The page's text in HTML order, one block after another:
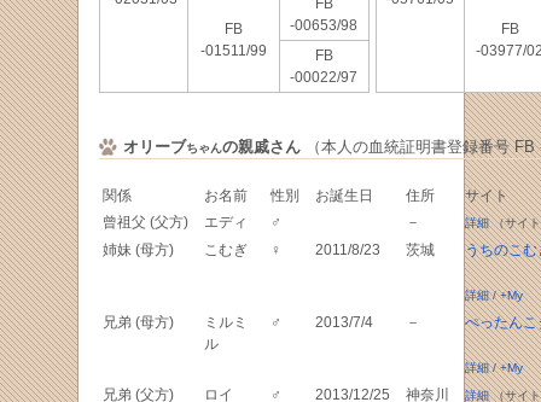
FB
-01511/99
FB
-00653/98
FB
-00022/97
FB
-03977/
オリーブちゃんの親戚さん（本人の血統証明書登録番号 FB
関係 お名前 性別 お誕生日 住所
サイト
曾祖父 (父方)
エディ ♂ － 詳細（サイト
姉妹 (母方) こむぎ ♀ 2011/8/23 茨城 うちのこむ
詳細/+My
兄弟 (母方)
ミルミ
ル
♂ 2013/7/4 － ぺったん
詳細/+My
兄弟 (父方) ロイ ♂ 2013/12/25 神奈川 詳細（サイト